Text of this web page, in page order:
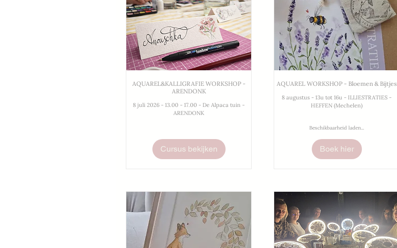
AQUAREL&KALLIGRAFIE WORKSHOP -
ARENDONK
8 juli 2026 - 13.00 - 17.00 - De Alpaca tuin -
ARENDONK
Cursus bekijken
AQUAREL WORKSHOP - Bloemen & Bijtjes
8 augustus - 13u tot 16u - ILLIESTRATIES -
HEFFEN (Mechelen)
Beschikbaarheid laden...
Boek hier